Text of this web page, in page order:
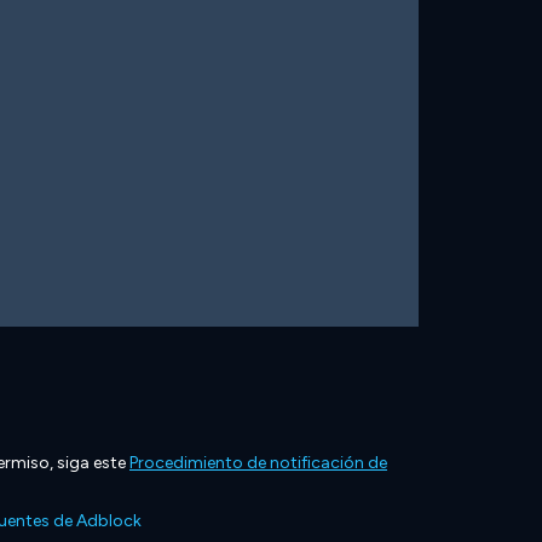
siga esteProcedimiento de notificación de
de Adblock